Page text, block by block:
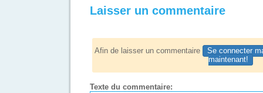
Laisser un commentaire
Afin de laisser un commentaire
Se connecter
maintenant!
Texte du commentaire: